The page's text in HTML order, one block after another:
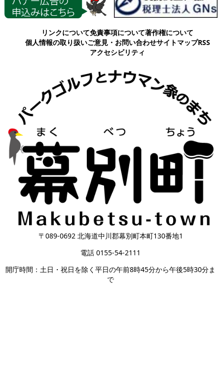
各種情報
リンクについて免責事項について著作権について
個人情報の取り扱いご意見・お問い合わせサイトマップRSS
アクセシビリティ
〒089-0692 北海道中川郡幕別町本町130番地1
電話 0155-54-2111
開庁時間：土日・祝日を除く平日の午前8時45分から午後5時30分ま
で